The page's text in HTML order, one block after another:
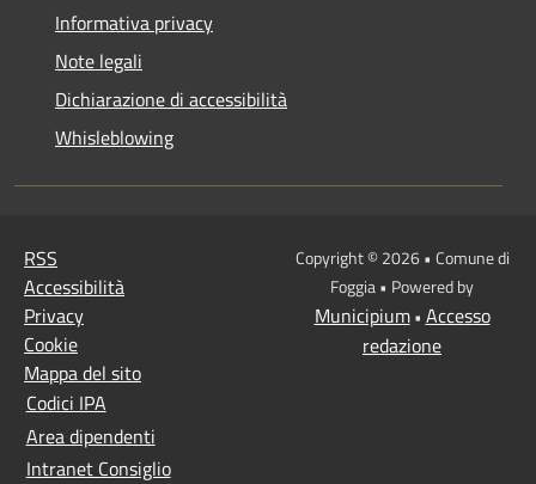
Informativa privacy
Note legali
Dichiarazione di accessibilità
Whisleblowing
RSS
Accessibilità
Privacy
Cookie
Mappa del sito
Codici IPA
Area dipendenti
Intranet Consiglio
Copyright © 2026 • Comune di
Foggia • Powered by
Municipium• Accesso
redazione